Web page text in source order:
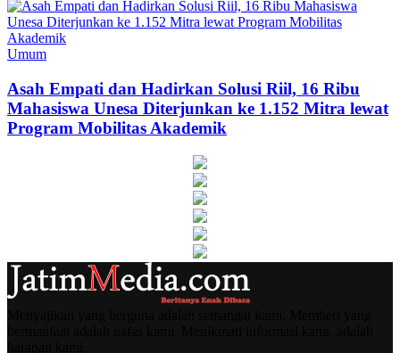
Umum
Asah Empati dan Hadirkan Solusi Riil, 16 Ribu
Mahasiswa Unesa Diterjunkan ke 1.152 Mitra lewat
Program Mobilitas Akademik